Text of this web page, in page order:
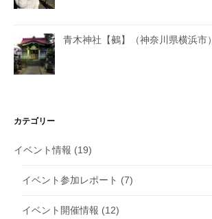
青木神社【鵺】（神奈川県横浜市）
カテゴリー
イベント情報 (19)
イベント参加レポート (7)
イベント開催情報 (12)